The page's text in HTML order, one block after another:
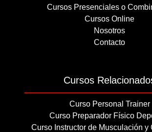
Cursos Presenciales o
Cursos Online
Nosotros
Contacto
Cursos
Curso Personal Trainer
Curso Preparador Físico
Curso Instructor de Musculación y